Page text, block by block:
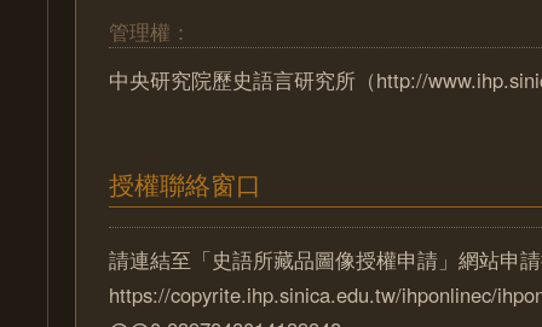
管理權：
中央研究院歷史語言研究所（http://
授權聯絡窗口
請連結至「史語所藏品圖像授權申請」網站申
https://copyrite.ihp.sinica.edu.tw/ihponlinec/